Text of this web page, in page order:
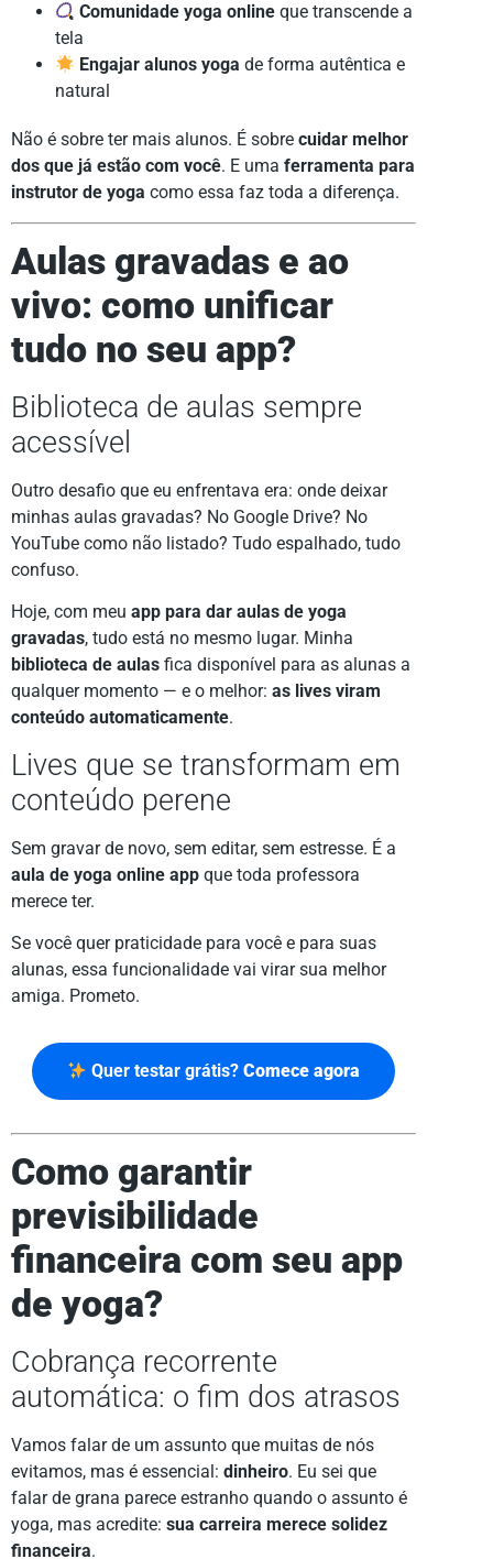
Comunidade yoga online que transcende a
tela
Engajar alunos yoga de forma autêntica e
natural
Não é sobre ter mais alunos. É sobre cuidar melhor
dos que já estão com você. E uma ferramenta para
instrutor de yoga como essa faz toda a diferença.
Aulas gravadas e ao
vivo: como unificar
tudo no seu app?
Biblioteca de aulas sempre
acessível
Outro desafio que eu enfrentava era: onde deixar
minhas aulas gravadas? No Google Drive? No
YouTube como não listado? Tudo espalhado, tudo
confuso.
Hoje, com meu app para dar aulas de yoga
gravadas, tudo está no mesmo lugar. Minha
biblioteca de aulas fica disponível para as alunas a
qualquer momento — e o melhor: as lives viram
conteúdo automaticamente.
Lives que se transformam em
conteúdo perene
Sem gravar de novo, sem editar, sem estresse. É a
aula de yoga online app que toda professora
merece ter.
Se você quer praticidade para você e para suas
alunas, essa funcionalidade vai virar sua melhor
amiga. Prometo.
Quer testar grátis?Comece agora
Como garantir
previsibilidade
financeira com seu app
de yoga?
Cobrança recorrente
automática: o fim dos atrasos
Vamos falar de um assunto que muitas de nós
evitamos, mas é essencial: dinheiro. Eu sei que
falar de grana parece estranho quando o assunto é
yoga, mas acredite: sua carreira merece solidez
financeira.